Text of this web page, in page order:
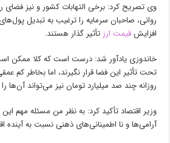
وی تصریح کرد: برخی التهابات کشور و نیز فضای
روانی، صاحبان سرمایه را ترغیب به تبدیل
افزایشقیمت ارز تأثیر گذار هستند.
خاندوزی یادآور شد: درست است که کلا ممکن
تحت تأثیر این فضا قرار نگیرند، اما بخاطر کم
روزانه چند صد میلیارد تومان نیز می‌تواند آن‌ها
وزیر اقتصاد تأکید کرد: به نظر من مسئله مهم این
آرامی‌ها و نا اطمینانی‌های ذهنی نسبت به آینده